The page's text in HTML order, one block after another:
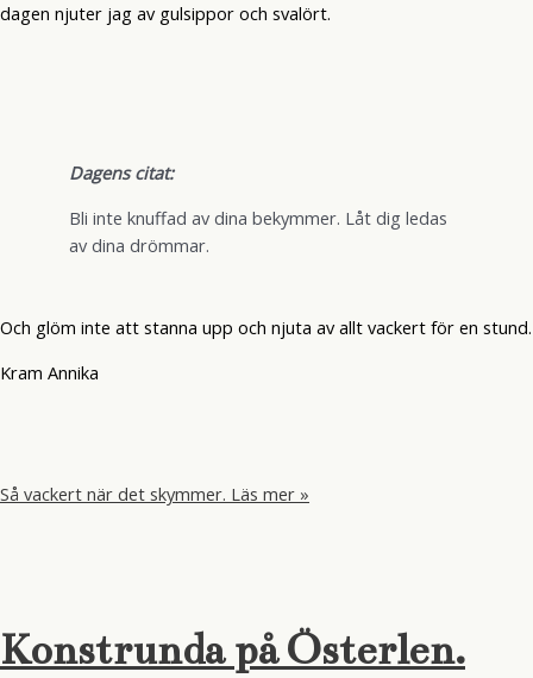
dagen njuter jag av gulsippor och svalört.
Dagens citat:
Bli inte knuffad av dina bekymmer. Låt dig ledas
av dina drömmar.
Och glöm inte att stanna upp och njuta av allt vackert för en stund.
Kram Annika
Så vackert när det skymmer. Läs mer »
Konstrunda på Österlen.